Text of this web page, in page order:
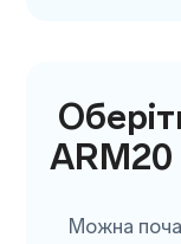
Можна